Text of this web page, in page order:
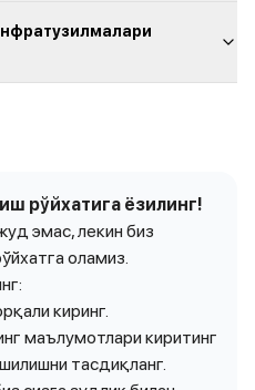
рўйхатига ёзилинг!
эмас, лекин биз
оламиз.
киринг.
маълумотлари киритинг
тасдиқланг.